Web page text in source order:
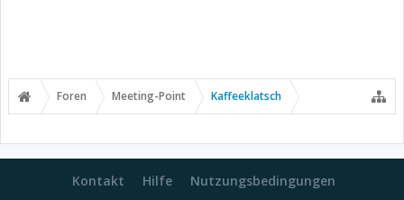
Foren Meeting-Point Kaffeeklatsch
Kontakt Hilfe Nutzungsbedingungen